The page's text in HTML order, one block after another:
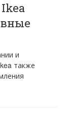
и
также